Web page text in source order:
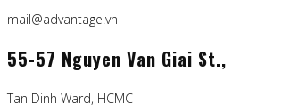
mail@advantage.vn
55-57 Nguyen Van Giai St.,
Tan Dinh Ward, HCMC